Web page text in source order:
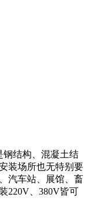
钢结构、混凝土结
装场所也无特别要
汽车站、展馆、畜
220V、380V皆可